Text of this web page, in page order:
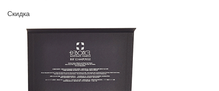
Скидка